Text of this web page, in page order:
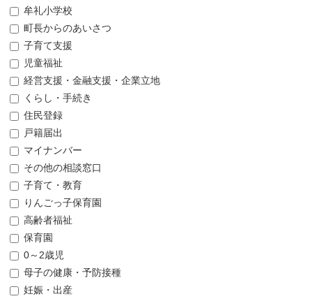
牟礼小学校
町長からのあいさつ
子育て支援
児童福祉
経営支援・金融支援・企業立地
くらし・手続き
住民登録
戸籍届出
マイナンバー
その他の相談窓口
子育て・教育
りんごっ子保育園
高齢者福祉
保育園
0～2歳児
母子の健康・予防接種
妊娠・出産